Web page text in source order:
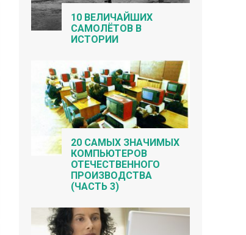
10 ВЕЛИЧАЙШИХ
САМОЛЁТОВ В
ИСТОРИИ
20 САМЫХ ЗНАЧИМЫХ
КОМПЬЮТЕРОВ
ОТЕЧЕСТВЕННОГО
ПРОИЗВОДСТВА
(ЧАСТЬ 3)